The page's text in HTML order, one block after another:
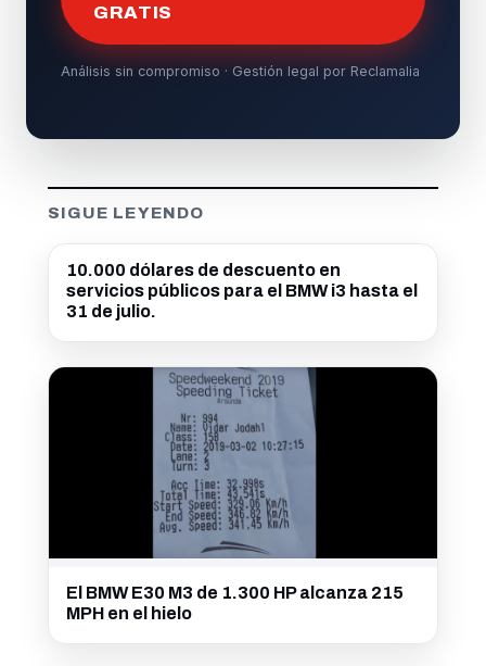
GRATIS
Análisis sin compromiso · Gestión legal por Reclamalia
SIGUE LEYENDO
10.000 dólares de descuento en
servicios públicos para el BMW i3 hasta el
31 de julio.
El BMW E30 M3 de 1.300 HP alcanza 215
MPH en el hielo